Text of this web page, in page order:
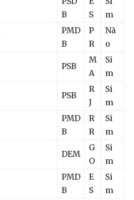
B
S
m
PMD
B
P
R
Nã
o
PSB
M
A
Si
m
PSB
R
J
Si
m
PMD
B
R
R
Si
m
DEM
G
O
Si
m
PMD
B
E
S
Si
m